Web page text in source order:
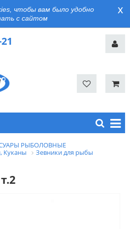
чтобы вам было удобно
с сайтом
x
РЫБОЛОВНЫЕ
Куканы
Зевники для рыбы